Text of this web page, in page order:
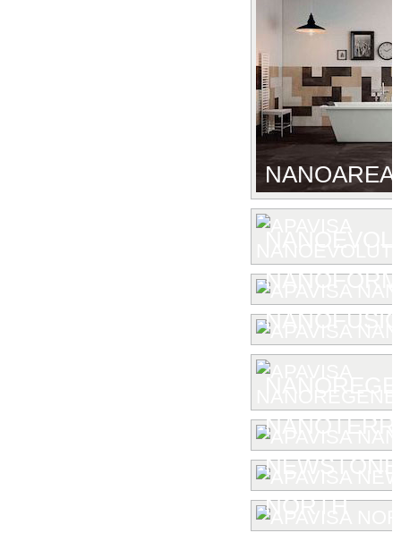
NANOAREA
NEWSTONE
NORTH